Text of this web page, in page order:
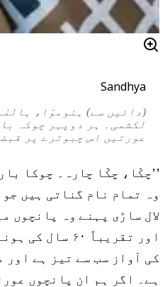
Sandhya
(دائیں سے) ہنوموّا،
لکشمی۔ ہر دوپہر چوکہ
عورتیں اس چبوترے پر
’’چکّا، چکّا چارہ۔ چوکا
وہ تمام نام گناتی ہیں
لال ساڑی پہنے وہ پانچوں
اور تقریباً ۶۰
کی آواز سب سے تیز ہے اور
ہے۔ اگر ہم ان پانچوں